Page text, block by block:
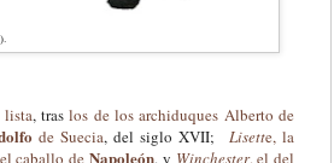
lista, traslos de los archiduques Alberto de
de Suecia, del siglo XVII; Lisette, la
caballo de Napoleón, y Winchester, el del